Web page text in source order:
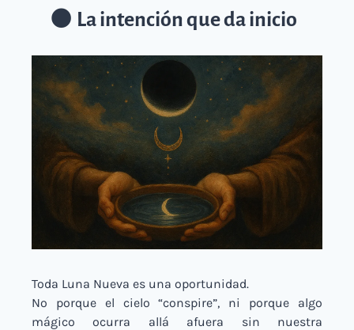
🌑 La intención que da inicio
Toda Luna Nueva es una oportunidad.
No porque el cielo “conspire”, ni porque algo
mágico ocurra allá afuera sin nuestra